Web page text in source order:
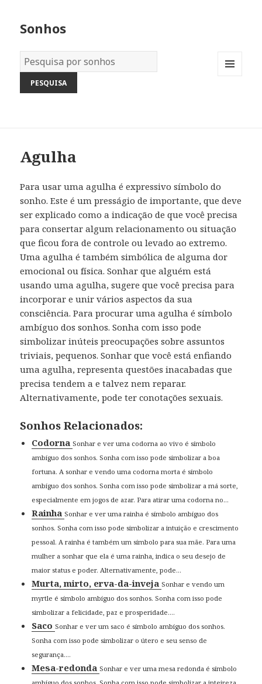
Sonhos
Dicionário
dos
Sonhos:
Agulha
Para usar uma agulha é expressivo símbolo do
sonho. Este é um presságio de importante, que deve
ser explicado como a indicação de que você precisa
para consertar algum relacionamento ou situação
que ficou fora de controle ou levado ao extremo.
Uma agulha é também simbólica de alguma dor
emocional ou física. Sonhar que alguém está
usando uma agulha, sugere que você precisa para
incorporar e unir vários aspectos da sua
consciência. Para procurar uma agulha é símbolo
ambíguo dos sonhos. Sonha com isso pode
simbolizar inúteis preocupações sobre assuntos
triviais, pequenos. Sonhar que você está enfiando
uma agulha, representa questões inacabadas que
precisa tendem a e talvez nem reparar.
Alternativamente, pode ter conotações sexuais.
Sonhos Relacionados:
CodornaSonhar e ver uma codorna ao vivo é símbolo
ambíguo dos sonhos. Sonha com isso pode simbolizar a boa
fortuna. A sonhar e vendo uma codorna morta é símbolo
ambíguo dos sonhos. Sonha com isso pode simbolizar a má sorte,
especialmente em jogos de azar. Para atirar uma codorna no...
RainhaSonhar e ver uma rainha é símbolo ambíguo dos
sonhos. Sonha com isso pode simbolizar a intuição e crescimento
pessoal. A rainha é também um símbolo para sua mãe. Para uma
mulher a sonhar que ela é uma rainha, indica o seu desejo de
maior status e poder. Alternativamente, pode...
Murta, mirto, erva-da-invejaSonhar e vendo um
myrtle é símbolo ambíguo dos sonhos. Sonha com isso pode
simbolizar a felicidade, paz e prosperidade....
SacoSonhar e ver um saco é símbolo ambíguo dos sonhos.
Sonha com isso pode simbolizar o útero e seu senso de
segurança....
Mesa-redondaSonhar e ver uma mesa redonda é símbolo